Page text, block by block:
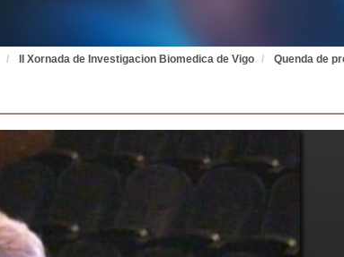
II Xornada de Investigacion Biomedica de Vigo Quenda de